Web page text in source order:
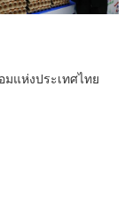
แห่งประเทศไทย